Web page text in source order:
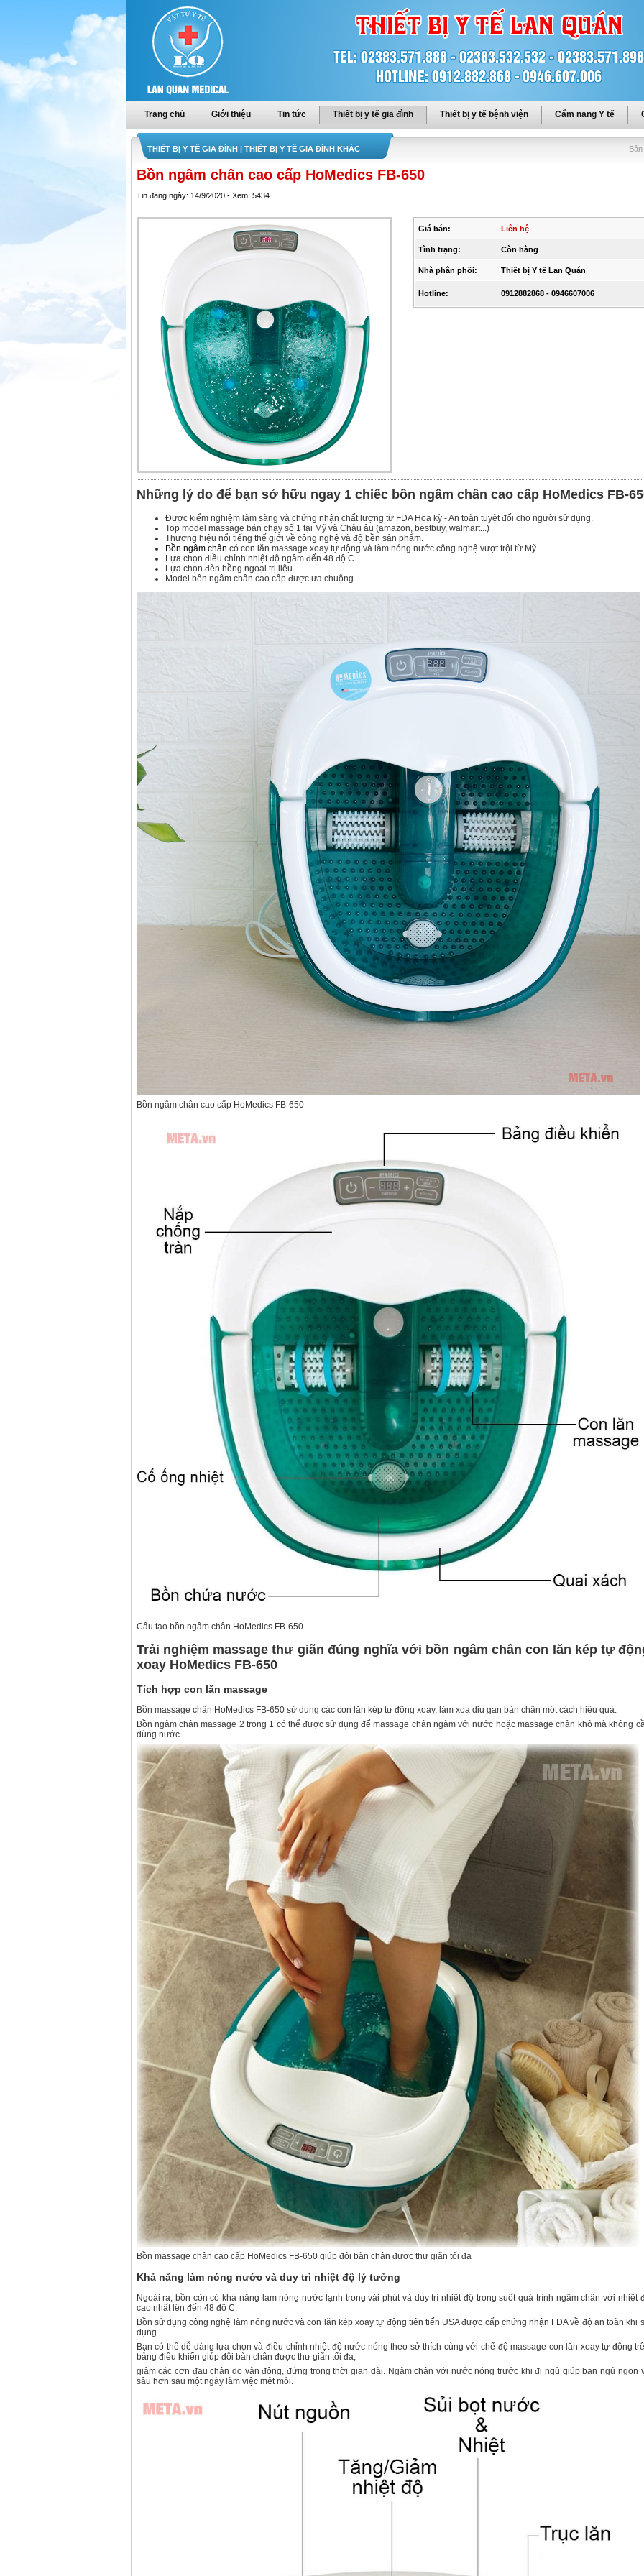
Trang chủ Giới thiệu Tin tức Thiết bị y tế gia đình Thiết bị y tế bệnh viện Cẩm nang Y tế
THIẾT BỊ Y TẾ GIA ĐÌNH | THIẾT BỊ Y TẾ GIA ĐÌNH KHÁC Bản
Bồn ngâm chân cao cấp HoMedics FB-650
Tin đăng ngày: 14/9/2020 - Xem: 5434
Giá bán: Liên hệ
Tình trạng: Còn hàng
Nhà phân phối: Thiết bị Y tế Lan Quán
Hotline: 0912882868 - 0946607006
Những lý do để bạn sở hữu ngay 1 chiếc bồn ngâm chân cao cấp HoMedics FB-
Được kiểm nghiệm lâm sàng và chứng nhận chất lượng từ FDA Hoa kỳ - An toàn tuyệt đối cho người sử dụng.
Top model massage bán chạy số 1 tại Mỹ và Châu âu (amazon, bestbuy, walmart...)
Thương hiệu nổi tiếng thế giới về công nghệ và độ bền sản phẩm.
Bồn ngâm chân có con lăn massage xoay tự động và làm nóng nước công nghệ vượt trội từ Mỹ.
Lựa chọn điều chỉnh nhiệt độ ngâm đến 48 độ C.
Lựa chọn đèn hồng ngoại trị liệu.
Model bồn ngâm chân cao cấp được ưa chuộng.
Bồn ngâm chân cao cấp HoMedics FB-650
Cấu tạo bồn ngâm chân HoMedics FB-650
Trải nghiệm massage thư giãn đúng nghĩa với bồn ngâm chân con lăn kép tự
xoay HoMedics FB-650
Tích hợp con lăn massage
Bồn massage chân HoMedics FB-650 sử dụng các con lăn kép tự động xoay, làm xoa dịu gan bàn chân một cách hiệu quả.
Bồn ngâm chân massage 2 trong 1 có thể được sử dụng để massage chân ngâm với nước hoặc massage chân khô mà không
dùng nước.
Bồn massage chân cao cấp HoMedics FB-650 giúp đôi bàn chân được thư giãn tối đa
Khả năng làm nóng nước và duy trì nhiệt độ lý tưởng
Ngoài ra, bồn còn có khả năng làm nóng nước lạnh trong vài phút và duy trì nhiệt độ trong suốt quá trình ngâm chân với nhiệt
cao nhất lên đến 48 độ C.
Bồn sử dụng công nghệ làm nóng nước và con lăn kép xoay tự động tiên tiến USA được cấp chứng nhận FDA về độ an toàn khi
dụng.
Bạn có thể dễ dàng lựa chọn và điều chỉnh nhiệt độ nước nóng theo sở thích cùng với chế độ massage con lăn xoay tự động
bảng điều khiển giúp đôi bàn chân được thư giãn tối đa,
giảm các cơn đau chân do vận động, đứng trong thời gian dài. Ngâm chân với nước nóng trước khi đi ngủ giúp bạn ngủ ngon
sâu hơn sau một ngày làm việc mệt mỏi.